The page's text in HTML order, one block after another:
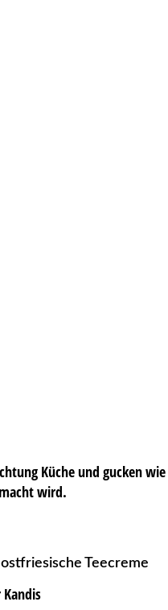
Küche und gucken wie
wird.
Teecreme